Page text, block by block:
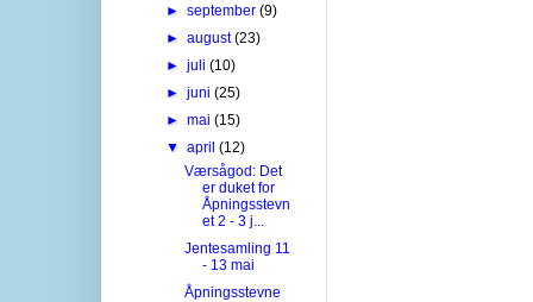
►september(9)
►august(23)
►juli(10)
►juni(25)
►mai(15)
▼april(12)
Værsågod: Det
er duket for
Åpningsstevn
et 2 - 3 j...
Jentesamling 11
- 13 mai
Åpningsstevne